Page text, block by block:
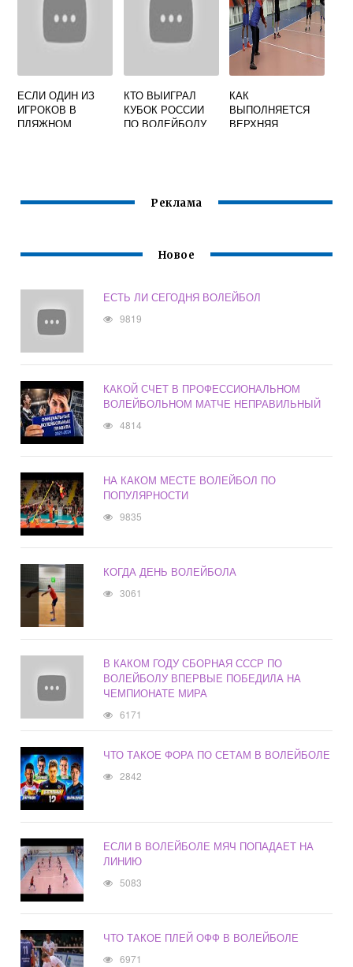
ЕСЛИ ОДИН ИЗ
ИГРОКОВ В
ПЛЯЖНОМ
КТО ВЫИГРАЛ
КУБОК РОССИИ
ПО ВОЛЕЙБОЛУ
КАК
ВЫПОЛНЯЕТСЯ
ВЕРХНЯЯ
Реклама
Новое
ЕСТЬ ЛИ СЕГОДНЯ ВОЛЕЙБОЛ
9819
КАКОЙ СЧЕТ В ПРОФЕССИОНАЛЬНОМ
ВОЛЕЙБОЛЬНОМ МАТЧЕ НЕПРАВИЛЬНЫЙ
4814
НА КАКОМ МЕСТЕ ВОЛЕЙБОЛ ПО
ПОПУЛЯРНОСТИ
9835
КОГДА ДЕНЬ ВОЛЕЙБОЛА
3061
В КАКОМ ГОДУ СБОРНАЯ СССР ПО
ВОЛЕЙБОЛУ ВПЕРВЫЕ ПОБЕДИЛА НА
ЧЕМПИОНАТЕ МИРА
6171
ЧТО ТАКОЕ ФОРА ПО СЕТАМ В ВОЛЕЙБОЛЕ
2842
ЕСЛИ В ВОЛЕЙБОЛЕ МЯЧ ПОПАДАЕТ НА
ЛИНИЮ
5083
ЧТО ТАКОЕ ПЛЕЙ ОФФ В ВОЛЕЙБОЛЕ
6971